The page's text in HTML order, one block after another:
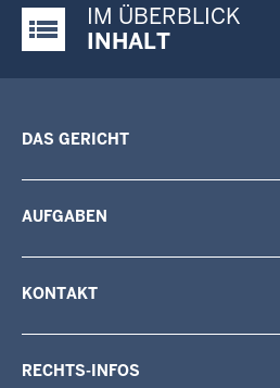
Justiz-Portal im Überblick:
IM ÜBERBLICK
INHALT
DAS GERICHT
AUFGABEN
KONTAKT
RECHTS-INFOS